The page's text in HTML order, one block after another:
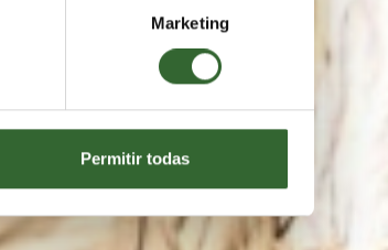
Marketing
Permitir todas